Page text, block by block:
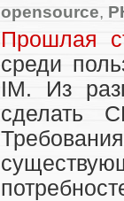
opensource,
Прошлая
среди
IM. Из
сделать